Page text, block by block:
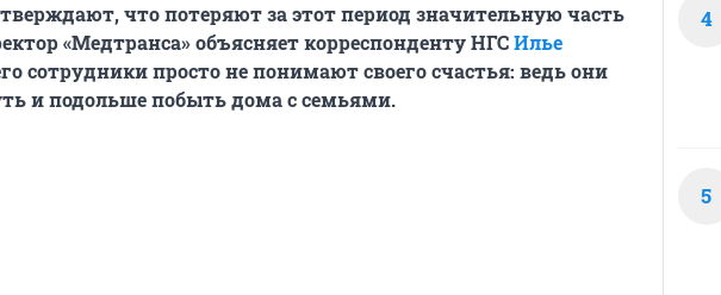
что потеряют за этот период значительную часть
«Медтранса» объясняет корреспонденту НГСИлье
сотрудники просто не понимают своего счастья: ведь они
и подольше побыть дома с семьями.
4
5